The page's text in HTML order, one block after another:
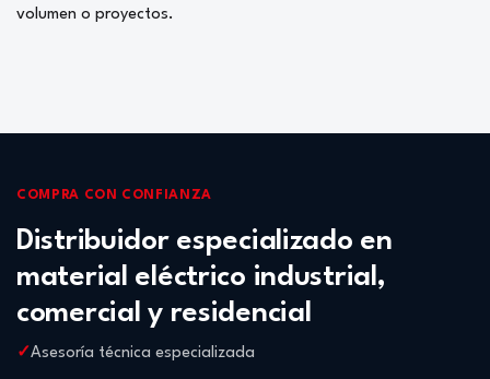
volumen o proyectos.
COMPRA CON CONFIANZA
Distribuidor especializado en
material eléctrico industrial,
comercial y residencial
Asesoría técnica especializada